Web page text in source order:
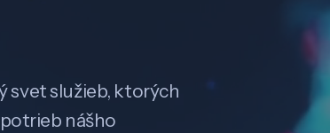
svet služieb, ktorých
nášho